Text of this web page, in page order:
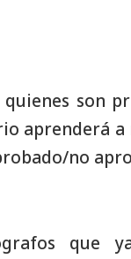
son
aprenderá a
no
que